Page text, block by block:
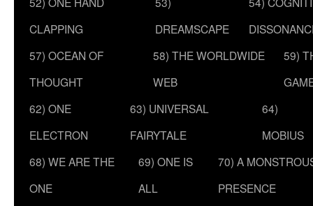
CLAPPING
DREAMSCAPE
57) OCEAN OF
THOUGHT
58) THE WORLDWIDE
WEB
59)
62) ONE
ELECTRON
63) UNIVERSAL
FAIRYTALE
64)
MOBIUS
68) WE ARE THE
ONE
69) ONE IS
ALL
70) A
PRESENCE